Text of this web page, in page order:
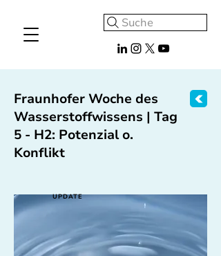
Suche
Fraunhofer Woche des
Wasserstoffwissens | Tag
5 - H2: Potenzial o.
Konflikt
UPDATE